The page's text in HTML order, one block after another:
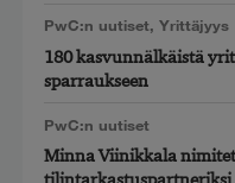
PwC:n uutiset, Yrittäjyys
180 kasvunnälkäistä
sparraukseen
PwC:n uutiset
Minna Viinikkala